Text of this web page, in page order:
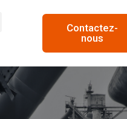
Contactez-
nous